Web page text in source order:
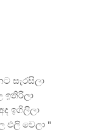
සැරසිලා
ඉතිරිලා
ඉගිලිලා
එලි වෙලා "